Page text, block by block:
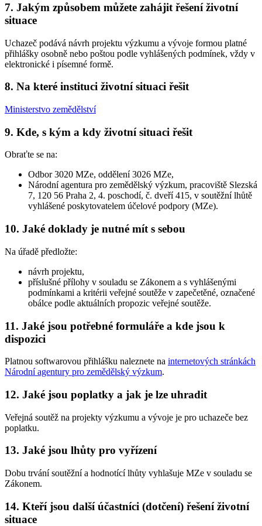
7. Jakým způsobem můžete zahájit řešení životní
situace
Uchazeč podává návrh projektu výzkumu a vývoje formou platné
přihlášky osobně nebo poštou podle vyhlášených podmínek, vždy v
elektronické i písemné formě.
8. Na které instituci životní situaci řešit
Ministerstvo zemědělství
9. Kde, s kým a kdy životní situaci řešit
Obraťte se na:
Odbor 3020 MZe, oddělení 3026 MZe,
Národní agentura pro zemědělský výzkum, pracoviště Slezská
7, 120 56 Praha 2, 4. poschodí, č. dveří 415, v soutěžní lhůtě
vyhlášené poskytovatelem účelové podpory (MZe).
10. Jaké doklady je nutné mít s sebou
Na úřadě předložte:
návrh projektu,
příslušné přílohy v souladu se Zákonem a s vyhlášenými
podmínkami a kritérii veřejné soutěže v zapečetěné, označené
obálce podle aktuálních propozic veřejné soutěže.
11. Jaké jsou potřebné formuláře a kde jsou k
dispozici
Platnou softwarovou přihlášku naleznete na internetových stránkách
Národní agentury pro zemědělský výzkum.
12. Jaké jsou poplatky a jak je lze uhradit
Veřejná soutěž na projekty výzkumu a vývoje je pro uchazeče bez
poplatku.
13. Jaké jsou lhůty pro vyřízení
Dobu trvání soutěžní a hodnotící lhůty vyhlašuje MZe v souladu se
Zákonem.
14. Kteří jsou další účastníci (dotčení) řešení životní
situace